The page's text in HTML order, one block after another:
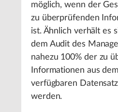
möglich, wenn der
zu überprüfenden
ist. Ähnlich verhält es
dem Audit des
nahezu 100% der zu
Informationen aus
verfügbaren
werden.